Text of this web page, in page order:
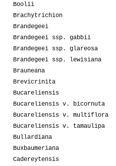
Boolii
Brachytrichion
Brandegeei
Brandegeei ssp. gabbii
Brandegeei ssp. glareosa
Brandegeei ssp. lewisiana
Brauneana
Brevicrinita
Bucareliensis
Bucareliensis v. bicornuta
Bucareliensis v. multiflora
Bucareliensis v. tamaulipa
Bullardiana
Buxbaumeriana
Cadereytensis